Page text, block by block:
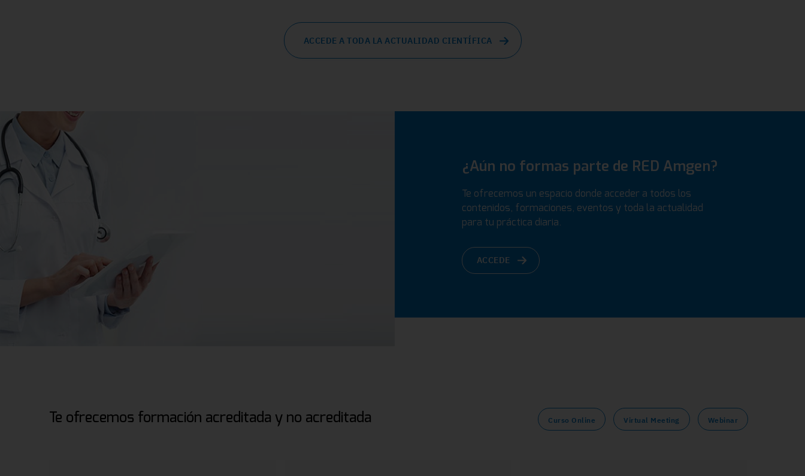
ACCEDE A TODA LA ACTUALIDAD CIENTÍFICA
¿Aún no formas parte de RED Amgen?
Te ofrecemos un espacio donde acceder a todos los
contenidos, formaciones, eventos y toda la actualidad
para tu práctica diaria.
ACCEDE
Te ofrecemos formación acreditada y no acreditada Curso Online Virtual Meeting Webinar